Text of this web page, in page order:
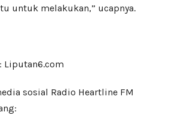
untuk melakukan,” ucapnya.
Liputan6.com
sosial Radio Heartline FM